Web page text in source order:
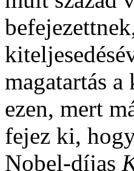
magatartás
ezen, mert
fejez ki,
Nobel-díjas